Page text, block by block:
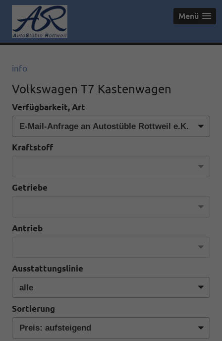
Menü
info
Volkswagen T7 Kastenwagen
Verfügbarkeit, Art
Kraftstoff
Getriebe
Antrieb
Ausstattungslinie
Sortierung